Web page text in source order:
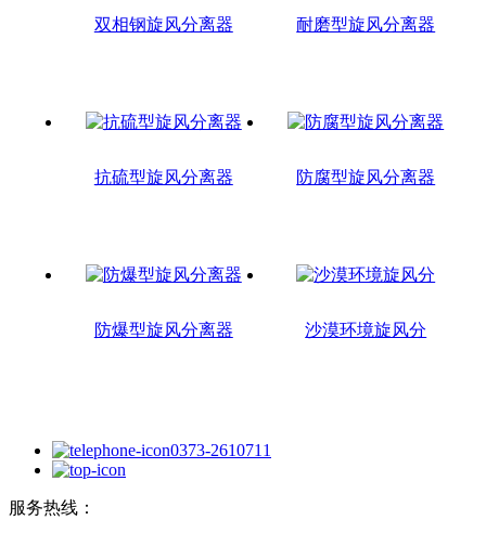
双相钢旋风分离器 耐磨型旋风分离器
抗硫型旋风分离器 防腐型旋风分离器
防爆型旋风分离器 沙漠环境旋风分
0373-2610711
服务热线：